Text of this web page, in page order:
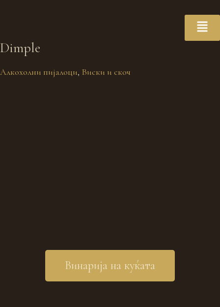
Dimple
Алкохолни пијалоци, Виски и скоч
Винарија на куќата